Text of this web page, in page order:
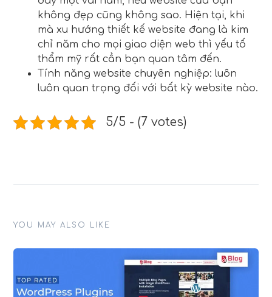
không đẹp cũng không sao. Hiện tại, khi
mà xu hướng thiết kế website đang là kim
chỉ năm cho mọi giao diện web thì yếu tố
thẩm mỹ rất cần bạn quan tâm đến.
Tính năng website chuyên nghiệp: luôn
luôn quan trọng đối với bất kỳ website nào.
5/5 - (7 votes)
YOU MAY ALSO LIKE